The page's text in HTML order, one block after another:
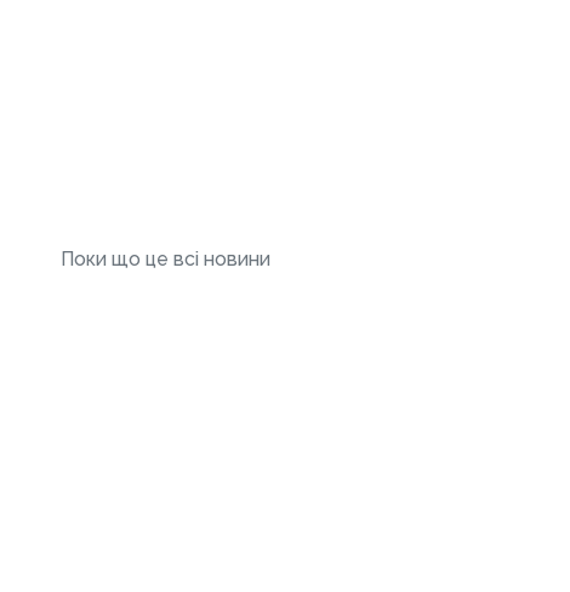
Поки що це всі новини